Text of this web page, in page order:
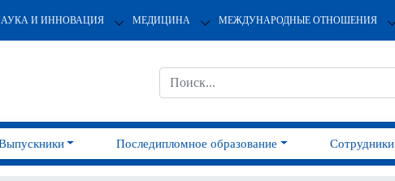
И ИННОВАЦИЯ МЕДИЦИНА МЕЖДУНАРОДНЫЕ ОТНОШЕНИЯ
Последипломное образование Сотрудники